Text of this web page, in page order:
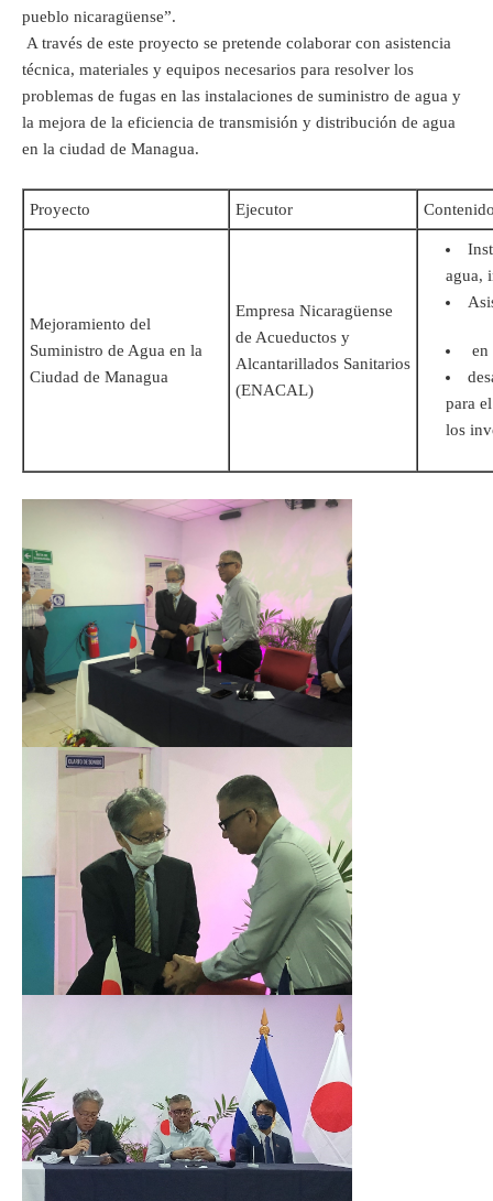
pueblo nicaragüense”.
A través de este proyecto se pretende colaborar con asistencia
técnica, materiales y equipos necesarios para resolver los
problemas de fugas en las instalaciones de suministro de agua y
la mejora de la eficiencia de transmisión y distribución de agua
en la ciudad de Managua.
Proyecto Ejecutor
Mejoramiento del
Suministro de Agua en la
Ciudad de Managua
Empresa Nicaragüense
de Acueductos y
Alcantarillados Sanitarios
(ENACAL)
agua,
en
para
los